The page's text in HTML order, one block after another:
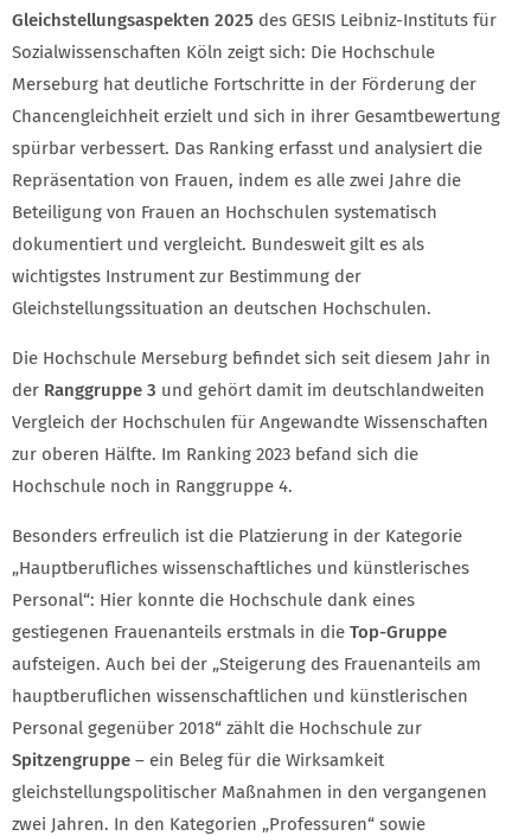
Gleichstellungsaspekten 2025 des GESIS Leibniz-Instituts für
Sozialwissenschaften Köln zeigt sich: Die Hochschule
Merseburg hat deutliche Fortschritte in der Förderung der
Chancengleichheit erzielt und sich in ihrer Gesamtbewertung
spürbar verbessert. Das Ranking erfasst und analysiert die
Repräsentation von Frauen, indem es alle zwei Jahre die
Beteiligung von Frauen an Hochschulen systematisch
dokumentiert und vergleicht. Bundesweit gilt es als
wichtigstes Instrument zur Bestimmung der
Gleichstellungssituation an deutschen Hochschulen.
Die Hochschule Merseburg befindet sich seit diesem Jahr in
der Ranggruppe 3 und gehört damit im deutschlandweiten
Vergleich der Hochschulen für Angewandte Wissenschaften
zur oberen Hälfte. Im Ranking 2023 befand sich die
Hochschule noch in Ranggruppe 4.
Besonders erfreulich ist die Platzierung in der Kategorie
„Hauptberufliches wissenschaftliches und künstlerisches
Personal“: Hier konnte die Hochschule dank eines
gestiegenen Frauenanteils erstmals in die Top-Gruppe
aufsteigen. Auch bei der „Steigerung des Frauenanteils am
hauptberuflichen wissenschaftlichen und künstlerischen
Personal gegenüber 2018“ zählt die Hochschule zur
Spitzengruppe – ein Beleg für die Wirksamkeit
gleichstellungspolitischer Maßnahmen in den vergangenen
zwei Jahren. In den Kategorien „Professuren“ sowie